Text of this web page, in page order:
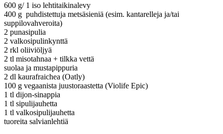
600 g/ 1 iso lehtitaikinalevy
400 g puhdistettuja metsäsieniä (esim. kantarelleja ja/tai
suppilovahveroita)
2 punasipulia
2 valkosipulinkynttä
2 rkl oliiviöljyä
2 tl misotahnaa + tilkka vettä
suolaa ja mustapippuria
2 dl kaurafraichea (Oatly)
100 g vegaanista juustoraastetta (Violife Epic)
1 tl dijon-sinappia
1 tl sipulijauhetta
1 tl valkosipulijauhetta
tuoreita salvianlehtiä